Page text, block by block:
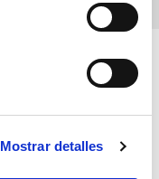
Mostrar detalles